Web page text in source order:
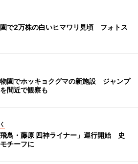
で2万株の白いヒマワリ見頃 フォトス
園でホッキョクグマの新施設 ジャンプ
間近で観察も
鳥・藤原 四神ライナー」運行開始 史
チーフに